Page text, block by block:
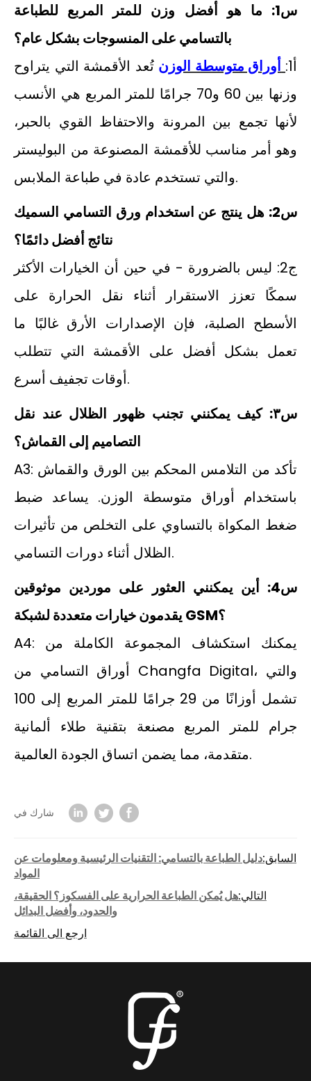
س1: ما هو أفضل وزن للمتر المربع للطباعة
بالتسامي على المنسوجات بشكل عام؟
أ1:
أوراق متوسطة الوزن تُعد الأقمشة التي يتراوح
وزنها بين 60 و70 جرامًا للمتر المربع هي الأنسب
لأنها تجمع بين المرونة والاحتفاظ القوي بالحبر،
وهو أمر مناسب للأقمشة المصنوعة من البوليستر
والتي تستخدم عادة في طباعة الملابس.
س2: هل ينتج عن استخدام ورق التسامي السميك
نتائج أفضل دائمًا؟
ج2: ليس بالضرورة - في حين أن الخيارات الأكثر
سمكًا تعزز الاستقرار أثناء نقل الحرارة على
الأسطح الصلبة، فإن الإصدارات الأرق غالبًا ما
تعمل بشكل أفضل على الأقمشة التي تتطلب
أوقات تجفيف أسرع.
س٣: كيف يمكنني تجنب ظهور الظلال عند نقل
التصاميم إلى القماش؟
A3: تأكد من التلامس المحكم بين الورق والقماش
باستخدام أوراق متوسطة الوزن. يساعد ضبط
ضغط المكواة بالتساوي على التخلص من تأثيرات
الظلال أثناء دورات التسامي.
س4: أين يمكنني العثور على موردين موثوقين
يقدمون خيارات متعددة لشبكة GSM؟
A4: يمكنك استكشاف المجموعة الكاملة من
أوراق التسامي من Changfa Digital، والتي
تشمل أوزانًا من 29 جرامًا للمتر المربع إلى 100
جرام للمتر المربع مصنعة بتقنية طلاء ألمانية
متقدمة، مما يضمن اتساق الجودة العالمية.
شارك في
السابق:دليل الطباعة بالتسامي: التقنيات الرئيسية ومعلومات عن
المواد
التالي:هل يُمكن الطباعة الحرارية على الفسكوز؟ الحقيقة،
والحدود، وأفضل البدائل
ارجع الى القائمة